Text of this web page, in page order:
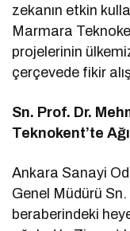
zekanın etkin
Marmara
projelerinin
çerçevede fikir
Sn. Prof. Dr.
Teknokent’te
Ankara Sanayi
Genel Müdürü
beraberindeki